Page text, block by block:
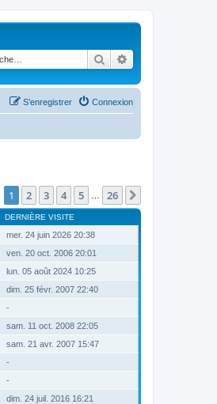
Rechercher
Connexion
S’enregistrer
Page sur26
1 2 3 4 5 26
DERNIÈRE VISITE
mer. 24 juin 2026 20:38
ven. 20 oct. 2006 20:01
lun. 05 août 2024 10:25
dim. 25 févr. 2007 22:40
-
sam. 11 oct. 2008 22:05
sam. 21 avr. 2007 15:47
-
-
dim. 24 juil. 2016 16:21